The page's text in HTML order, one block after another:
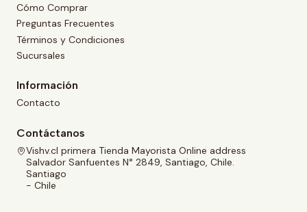
Cómo Comprar
Preguntas Frecuentes
Términos y Condiciones
Sucursales
Información
Contacto
Contáctanos
Vishv.cl primera Tienda Mayorista Online address
Salvador Sanfuentes N° 2849, Santiago, Chile.
Santiago
- Chile